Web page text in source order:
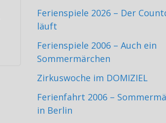
Ferienspiele 2026 – Der
läuft
Ferienspiele 2006 – Auch ein
Sommermärchen
Zirkuswoche im DOMIZIEL
Ferienfahrt 2006 –
in Berlin